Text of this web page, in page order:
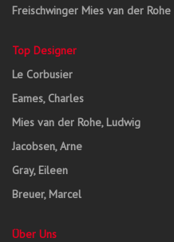
Freischwinger Mies van der Rohe
Top Designer
Le Corbusier
Eames, Charles
Mies van der Rohe, Ludwig
Jacobsen, Arne
Gray, Eileen
Breuer, Marcel
Über Uns